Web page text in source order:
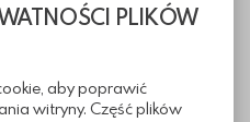
PLIKÓW
aby poprawić
witryny. Część plików